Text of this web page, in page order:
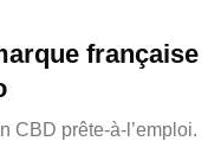
française
CBD prête-à-l’emploi.